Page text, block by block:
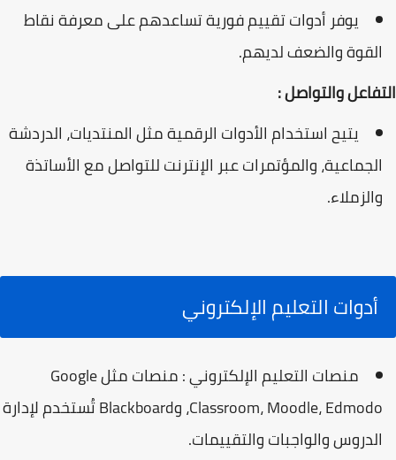
يوفر أدوات تقييم فورية تساعدهم على معرفة نقاط
القوة والضعف لديهم.
التفاعل والتواصل :
يتيح استخدام الأدوات الرقمية مثل المنتديات، الدردشة
الجماعية، والمؤتمرات عبر الإنترنت للتواصل مع الأساتذة
والزملاء.
أدوات التعليم الإلكتروني
منصات التعليم الإلكتروني : منصات مثل Google
Classroom، Moodle، Edmodo، وBlackboard تُستخدم لإدارة
الدروس والواجبات والتقييمات.